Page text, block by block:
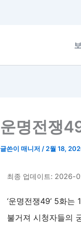
운명전쟁
글쓴이 매니저 / 2월 18,
최종 업데이트: 2026-
‘운명전쟁49’ 5화
불거져 시청자들의